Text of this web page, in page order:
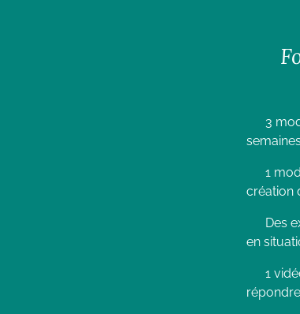
3
semaines
1
création
Des
en
1